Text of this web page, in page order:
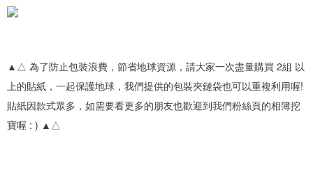
▲△ 為了防止包裝浪費，節省地球資源，請大家一次盡量購買 2組 以
上的貼紙，一起保護地球，我們提供的包裝夾鏈袋也可以重複利用喔!
貼紙因款式眾多，如需要看更多的朋友也歡迎到我們粉絲頁的相簿挖
寶喔 : ) ▲△